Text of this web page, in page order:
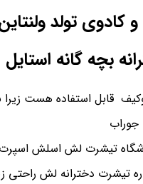
بچه گانه استایل
قابل استفاده هست
جوراب
تیشرت لش اسلش
تیشرت دخترانه لش راحتی